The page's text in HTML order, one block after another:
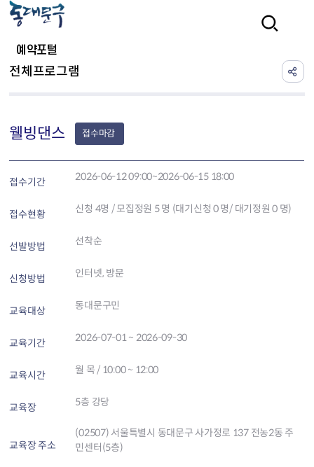
예약포털
전체프로그램
웰빙댄스 접수마감
접수기간 2026-06-12 09:00~2026-06-15 18:00
접수현황 신청 4명 / 모집정원 5 명 (대기신청 0 명/ 대기정원 0 명)
선발방법 선착순
신청방법 인터넷, 방문
교육대상 동대문구민
교육기간 2026-07-01 ~ 2026-09-30
교육시간 월 목 / 10:00 ~ 12:00
교육장 5층 강당
교육장 주소
(02507) 서울특별시 동대문구 사가정로 137 전농2동 주
민센터(5층)